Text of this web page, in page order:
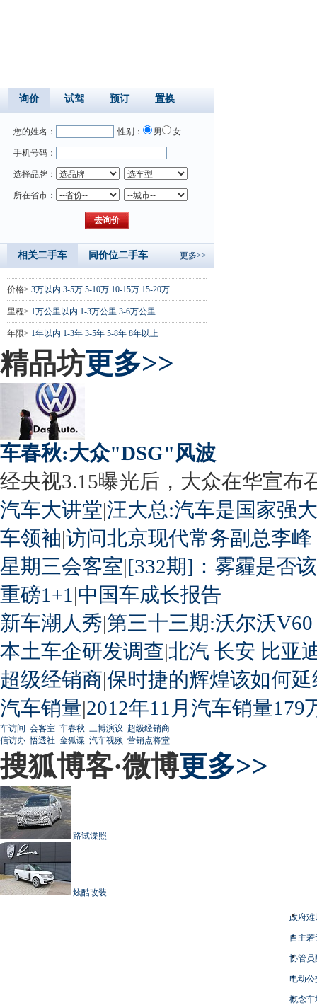
询价 试驾 预订 置换
您的姓名： 性别： 男 女
手机号码：
选择品牌：
所在省市：
相关二手车 同价位二手车 更多>>
价格> 3万以内 3-5万 5-10万 10-15万 15-20万
里程> 1万公里以内 1-3万公里 3-6万公里
年限> 1年以内 1-3年 3-5年 5-8年 8年以上
精品坊更多>>
车春秋:大众"DSG"风波
经央视3.15曝光后，大众在华宣布
汽车大讲堂|汪大总:汽车是国家强
车领袖|访问北京现代常务副总李峰
星期三会客室|[332期]：雾霾是否
重磅1+1 |中国车成长报告
新车潮人秀|第三十三期:沃尔沃
本土车企研发调查|北汽 长安 比亚
超级经销商|保时捷的辉煌该如何延
汽车销量|2012年11月汽车销量179
车访间 会客室 车春秋 三博演议 超级经销商
信访办 悟透社 金狐谍 汽车视频 营销点将堂
搜狐博客·微博更多>>
路试谍照
炫酷改装
政府难
自主
协管员
电动
概念车